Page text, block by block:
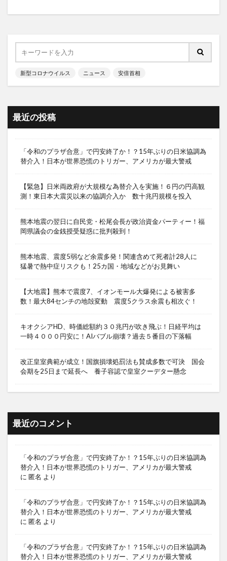
新型コロナウイルス ニュース 安倍首相
最近の投稿
「令和のプラザ合意」で円安終了か！？15年ぶりの日米協調為
替介入！日本が世界恐慌のトリガー、アメリカが最大警戒
【緊急】日米両政府が大規模な為替介入を実施！６円の円高観
測！東日本大震災以来の協調介入か 数十兆円規模を投入
熊本地震の翌日に自民党・松尾会長が政治資金パーティー！福
岡県議会の金銭授受疑惑に批判殺到！
熊本地震、震度5弱など余震多発！関連含めて死者計28人に
猛暑で熱中症リスクも！25カ国・地域などがお見舞い
【大地震】熊本で震度7、イオンモール大爆発による被害多
数！最大84センチの地殻変動 震度5クラス余震も相次ぐ！
キオクシアHD、時価総額約３０兆円が吹き飛ぶ！日経平均は
一時４０００円安に！AIバブル崩壊？過去５番目の下落幅
改正皇室典範が成立！国旗損壊処罰法も賛成多数で可決 国会
会期を25日まで延長へ 養子容認で皇室クーデター懸念
最近のコメント
「令和のプラザ合意」で円安終了か！？15年ぶりの日米協調為
替介入！日本が世界恐慌のトリガー、アメリカが最大警戒
に 匿名 より
「令和のプラザ合意」で円安終了か！？15年ぶりの日米協調為
替介入！日本が世界恐慌のトリガー、アメリカが最大警戒
に 匿名 より
「令和のプラザ合意」で円安終了か！？15年ぶりの日米協調為
替介入！日本が世界恐慌のトリガー、アメリカが最大警戒